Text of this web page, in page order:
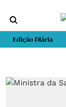
Edição Diária